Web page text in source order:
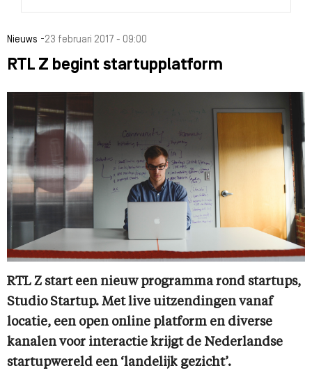
Nieuws -23 februari 2017 - 09:00
RTL Z begint startupplatform
RTL Z start een nieuw programma rond startups,
Studio Startup. Met live uitzendingen vanaf
locatie, een open online platform en diverse
kanalen voor interactie krijgt de Nederlandse
startupwereld een ‘landelijk gezicht’.